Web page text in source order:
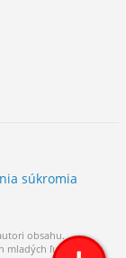
súkromia
obsahu.
mladých ľudí.